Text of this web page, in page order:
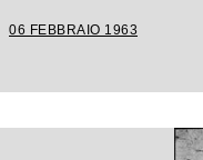
06 FEBBRAIO 1963